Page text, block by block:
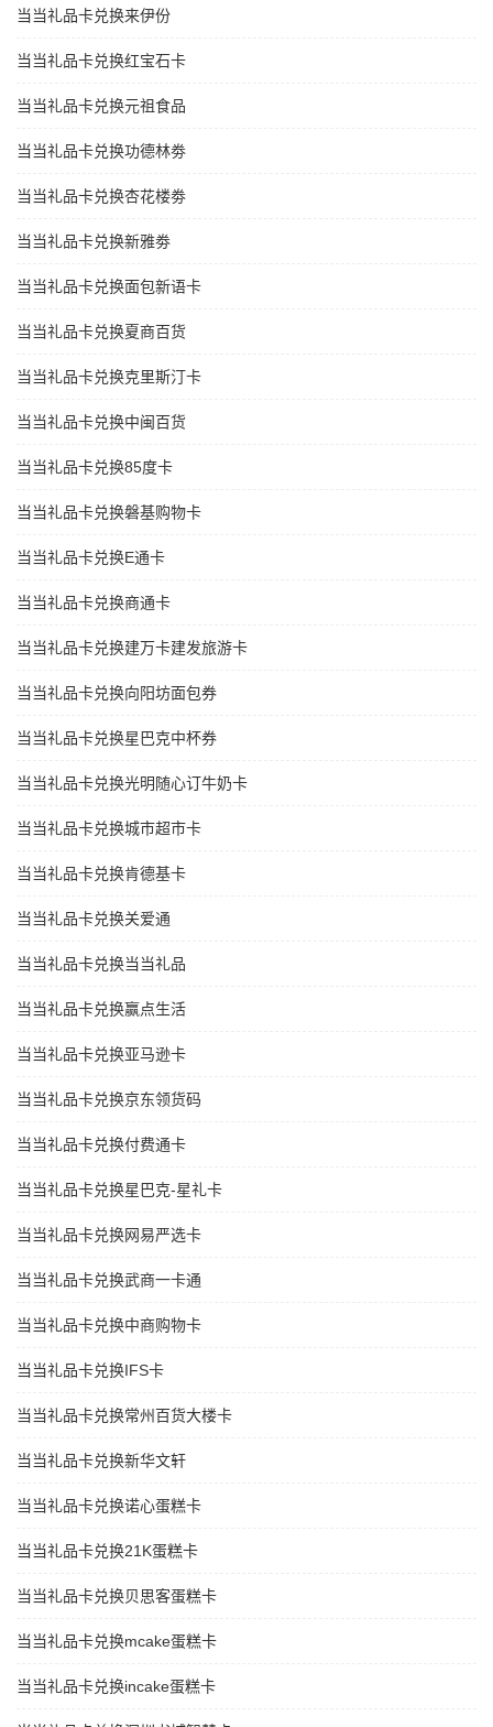
当当礼品卡兑换来伊份
当当礼品卡兑换红宝石卡
当当礼品卡兑换元祖食品
当当礼品卡兑换功德林劵
当当礼品卡兑换杏花楼劵
当当礼品卡兑换新雅劵
当当礼品卡兑换面包新语卡
当当礼品卡兑换夏商百货
当当礼品卡兑换克里斯汀卡
当当礼品卡兑换中闽百货
当当礼品卡兑换85度卡
当当礼品卡兑换磐基购物卡
当当礼品卡兑换E通卡
当当礼品卡兑换商通卡
当当礼品卡兑换建万卡建发旅游卡
当当礼品卡兑换向阳坊面包券
当当礼品卡兑换星巴克中杯券
当当礼品卡兑换光明随心订牛奶卡
当当礼品卡兑换城市超市卡
当当礼品卡兑换肯德基卡
当当礼品卡兑换关爱通
当当礼品卡兑换当当礼品
当当礼品卡兑换赢点生活
当当礼品卡兑换亚马逊卡
当当礼品卡兑换京东领货码
当当礼品卡兑换付费通卡
当当礼品卡兑换星巴克-星礼卡
当当礼品卡兑换网易严选卡
当当礼品卡兑换武商一卡通
当当礼品卡兑换中商购物卡
当当礼品卡兑换IFS卡
当当礼品卡兑换常州百货大楼卡
当当礼品卡兑换新华文轩
当当礼品卡兑换诺心蛋糕卡
当当礼品卡兑换21K蛋糕卡
当当礼品卡兑换贝思客蛋糕卡
当当礼品卡兑换mcake蛋糕卡
当当礼品卡兑换incake蛋糕卡